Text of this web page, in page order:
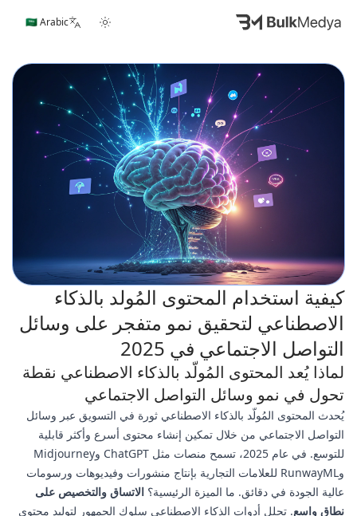
🇸🇦 Arabic
كيفية استخدام المحتوى المُولد بالذكاء
الاصطناعي لتحقيق نمو متفجر على وسائل
التواصل الاجتماعي في 2025
لماذا يُعد المحتوى المُولّد بالذكاء الاصطناعي نقطة
تحول في نمو وسائل التواصل الاجتماعي
يُحدث المحتوى المُولّد بالذكاء الاصطناعي ثورة في التسويق عبر وسائل
التواصل الاجتماعي من خلال تمكين إنشاء محتوى أسرع وأكثر قابلية
للتوسع. في عام 2025، تسمح منصات مثل ChatGPT وMidjourney
وRunwayML للعلامات التجارية بإنتاج منشورات وفيديوهات ورسومات
عالية الجودة في دقائق. ما الميزة الرئيسية؟ الاتساق والتخصيص على
نطاق واسع. تحلل أدوات الذكاء الاصطناعي سلوك الجمهور لتوليد محتوى